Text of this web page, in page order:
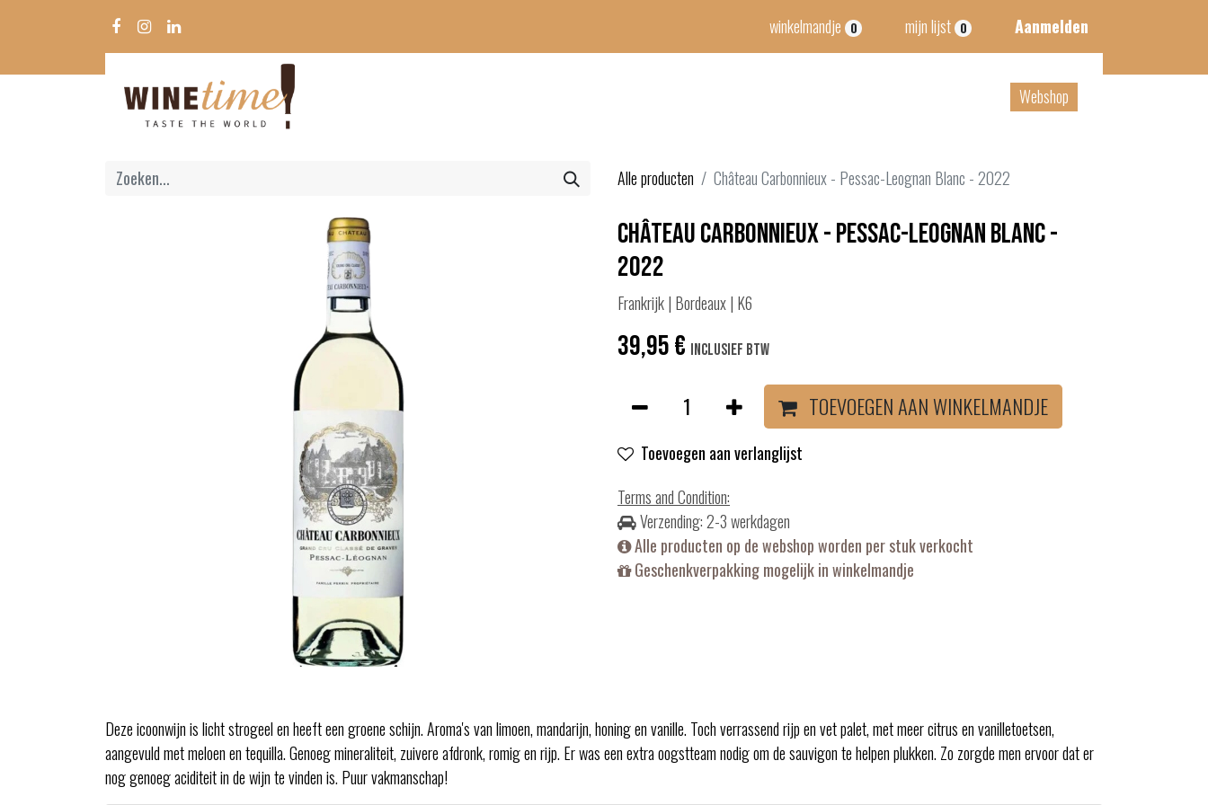
winkelmandje 0 mijn lijst 0 Aanmelden
Webshop
Alle producten Château Carbonnieux - Pessac-Leognan Blanc - 2022
Château Carbonnieux - Pessac-Leognan Blanc -
2022
Frankrijk | Bordeaux | K6
39,95€ Inclusief btw
TOEVOEGEN AAN WINKELMANDJE
Toevoegen aan verlanglijst
Terms and Condition:
Verzending: 2-3 werkdagen
Alle producten op de webshop worden per stuk verkocht
Geschenkverpakking mogelijk in winkelmandje
Deze icoonwijn is licht strogeel en heeft een groene schijn. Aroma's van limoen, mandarijn, honing en vanille. Toch verrassend rijp en vet palet, met meer citrus en vanilletoetsen,
aangevuld met meloen en tequilla. Genoeg mineraliteit, zuivere afdronk, romig en rijp. Er was een extra oogstteam nodig om de sauvigon te helpen plukken. Zo zorgde men ervoor dat er
nog genoeg aciditeit in de wijn te vinden is. Puur vakmanschap!